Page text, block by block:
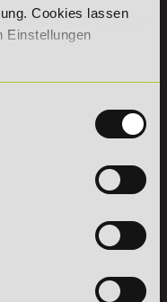
Cookies lassen
Einstellungen